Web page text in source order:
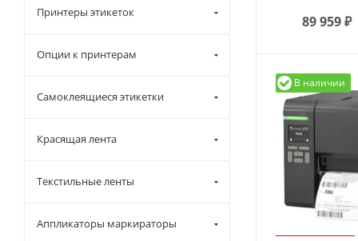
89 959₽
В наличии
Принтеры этикеток
Опции к принтерам
Самоклеящиеся этикетки
Красящая лента
Текстильные ленты
Аппликаторы маркираторы